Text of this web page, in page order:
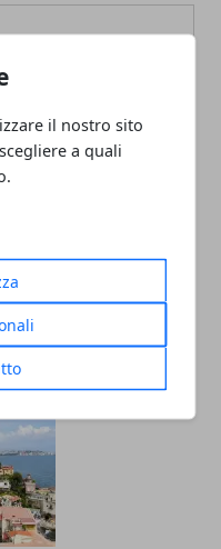
il nostro sito
a quali